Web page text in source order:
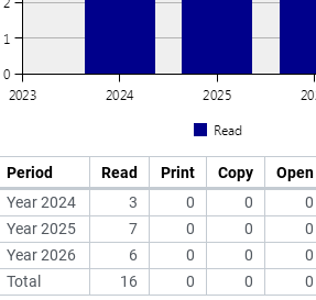
Period Read Print Copy Open
Year 2024
3 0 0 0
Year 2025
7 0 0 0
Year 2026
6 0 0 0
Total
16 0 0 0